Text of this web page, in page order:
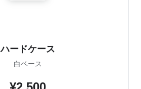
ハードケース
白ベース